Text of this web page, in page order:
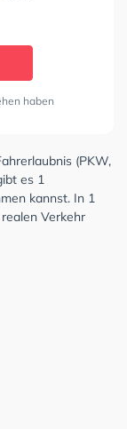
haben
(PKW,
es 1
kannst. In 1
Verkehr